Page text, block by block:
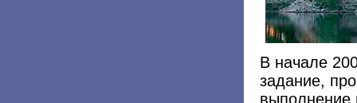
В начале
задание,
выполнение